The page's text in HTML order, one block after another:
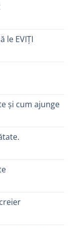
le EVIȚI
și cum ajunge